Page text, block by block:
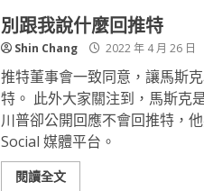
別跟我說什麼回推特
Shin Chang 2022 年 4 月 26 日
推特董事會一致同意，讓馬斯
特。 此外大家關注到，馬斯克
川普卻公開回應不會回推特，
Social 媒體平台。
閱讀全文